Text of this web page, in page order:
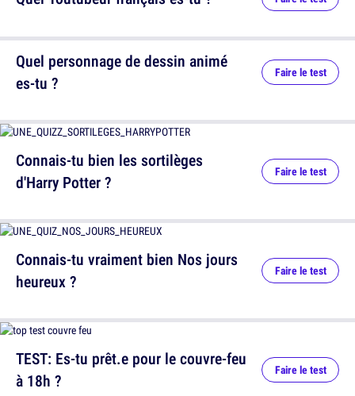
Connais-tu bien les sortilèges
d'Harry Potter ?
Faire le test
TEST: Es-tu prêt.e pour le couvre-feu
à 18h ?
Faire le test
Quel personnage de dessin animé
es-tu ?
Faire le test
Connais-tu vraiment bien Nos jours
heureux ?
Faire le test